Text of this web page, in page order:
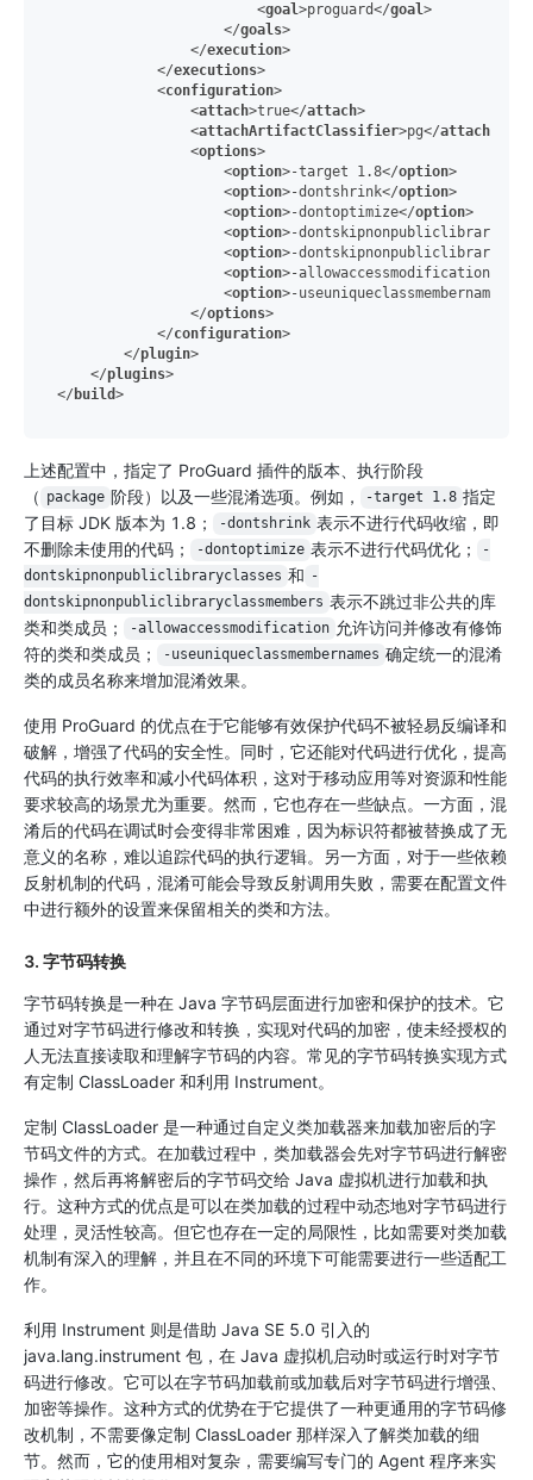
<goal>proguard</goal>
</goals>
</execution>
</executions>
<configuration>
<attach>true</attach>
<attachArtifactClassifier>pg</
<options>
<option>-target 1.8</option>
<option>-dontshrink</option>
<option>-dontoptimize</option>
<option>-
<option>-
<option>-allowaccessmodification
<option>-useuniqueclassmembernames
</options>
</configuration>
</plugin>
</plugins>
</ build>
上述配置中，指定了 ProGuard 插件的版本、执行阶段
（ package 阶段）以及一些混淆选项。例如， -target 1.8 指定
了目标 JDK 版本为 1.8；
-dontshrink 表示不进行代码收缩，即
不删除未使用的代码；
-dontoptimize 表示不进行代码优化；
-
dontskipnonpubliclibraryclasses 和 -
dontskipnonpubliclibraryclassmembers 表示不跳过非公共的库
类和类成员；
-allowaccessmodification 允许访问并修改有修饰
符的类和类成员；
-useuniqueclassmembernames 确定统一的混淆
类的成员名称来增加混淆效果。
使用 ProGuard 的优点在于它能够有效保护代码不被轻易反编译和
破解，增强了代码的安全性。同时，它还能对代码进行优化，提高
代码的执行效率和减小代码体积，这对于移动应用等对资源和性能
要求较高的场景尤为重要。然而，它也存在一些缺点。一方面，混
淆后的代码在调试时会变得非常困难，因为标识符都被替换成了无
意义的名称，难以追踪代码的执行逻辑。另一方面，对于一些依赖
反射机制的代码，混淆可能会导致反射调用失败，需要在配置文件
中进行额外的设置来保留相关的类和方法。
3. 字节码转换
字节码转换是一种在 Java 字节码层面进行加密和保护的技术。它
通过对字节码进行修改和转换，实现对代码的加密，使未经授权的
人无法直接读取和理解字节码的内容。常见的字节码转换实现方式
有定制 ClassLoader 和利用 Instrument。
定制 ClassLoader 是一种通过自定义类加载器来加载加密后的字
节码文件的方式。在加载过程中，类加载器会先对字节码进行解密
操作，然后再将解密后的字节码交给 Java 虚拟机进行加载和执
行。这种方式的优点是可以在类加载的过程中动态地对字节码进行
处理，灵活性较高。但它也存在一定的局限性，比如需要对类加载
机制有深入的理解，并且在不同的环境下可能需要进行一些适配工
作。
利用 Instrument 则是借助 Java SE 5.0 引入的
java.lang.instrument 包，在 Java 虚拟机启动时或运行时对字节
码进行修改。它可以在字节码加载前或加载后对字节码进行增强、
加密等操作。这种方式的优势在于它提供了一种更通用的字节码修
改机制，不需要像定制 ClassLoader 那样深入了解类加载的细
节。然而，它的使用相对复杂，需要编写专门的 Agent 程序来实